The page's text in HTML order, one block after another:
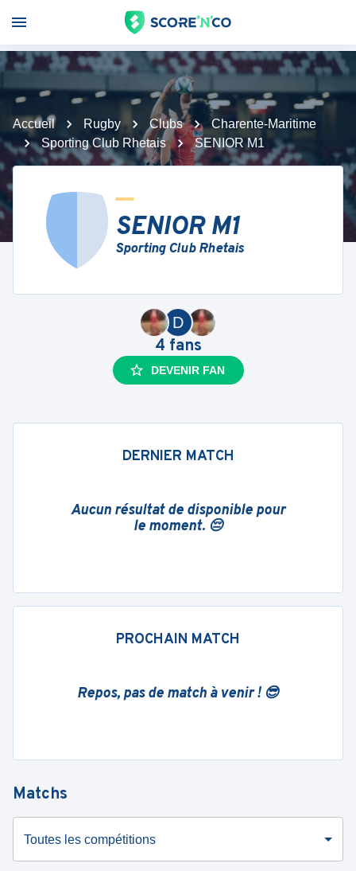
Accueil Rugby Clubs
Charente-Maritime
Sporting Club Rhetais
SENIOR M1
SENIOR M1
Sporting Club Rhetais
D
4 fans
DEVENIR FAN
DERNIER MATCH
Aucun résultat de disponible pour
le moment. 😔
PROCHAIN MATCH
Repos, pas de match à venir ! 😎
Matchs
Toutes les compétitions